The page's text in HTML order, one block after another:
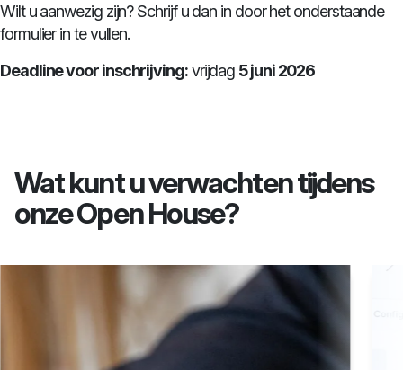
Wilt u aanwezig zijn? Schrijf u dan in door het onderstaande
formulier in te vullen.
Deadline voor inschrijving:vrijdag 5 juni 2026
Wat kunt u verwachten tijdens
onze Open House?